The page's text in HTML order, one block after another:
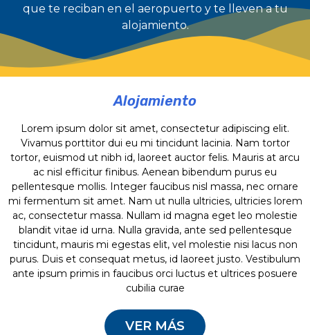
que te reciban en el aeropuerto y te lleven a tu
alojamiento.
Alojamiento
Lorem ipsum dolor sit amet, consectetur adipiscing elit.
Vivamus porttitor dui eu mi tincidunt lacinia. Nam tortor
tortor, euismod ut nibh id, laoreet auctor felis. Mauris at arcu
ac nisl efficitur finibus. Aenean bibendum purus eu
pellentesque mollis. Integer faucibus nisl massa, nec ornare
mi fermentum sit amet. Nam ut nulla ultricies, ultricies lorem
ac, consectetur massa. Nullam id magna eget leo molestie
blandit vitae id urna. Nulla gravida, ante sed pellentesque
tincidunt, mauris mi egestas elit, vel molestie nisi lacus non
purus. Duis et consequat metus, id laoreet justo. Vestibulum
ante ipsum primis in faucibus orci luctus et ultrices posuere
cubilia curae
VER MÁS